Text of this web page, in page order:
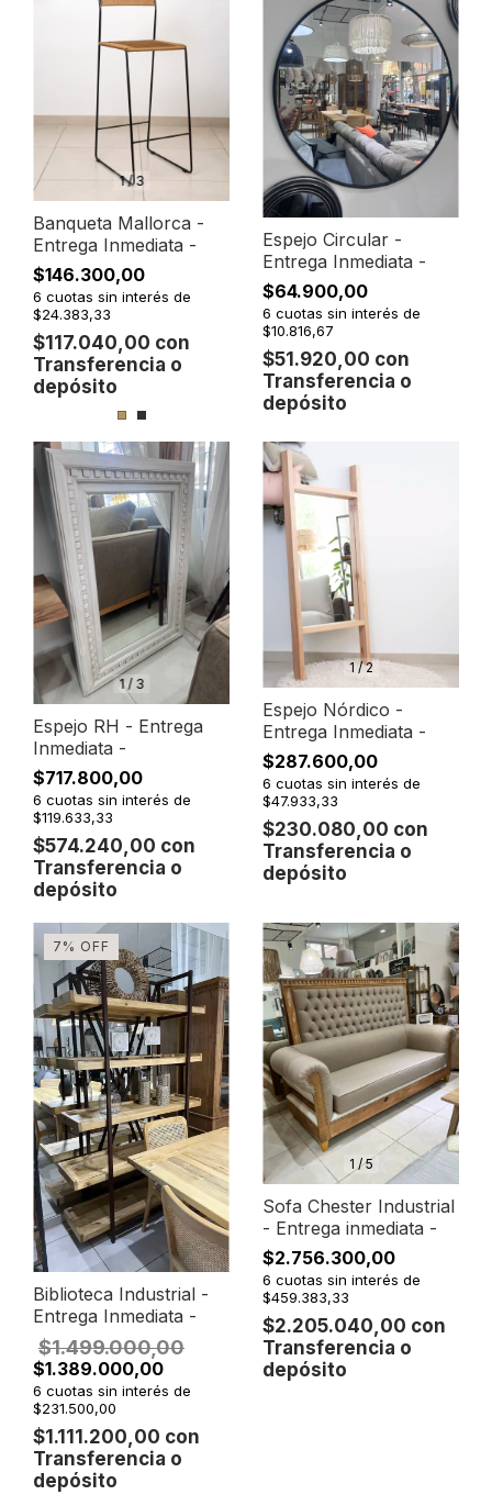
1/3
Banqueta Mallorca -
Entrega Inmediata -
$146.300,00
$117.040,00 con
Transferencia o
depósito
6 cuotas sin interés de
$24.383,33
Espejo Circular -
Entrega Inmediata -
$64.900,00
$51.920,00 con
Transferencia o
depósito
6 cuotas sin interés de
$10.816,67
1/ 3
Espejo RH - Entrega
Inmediata -
$717.800,00
$574.240,00 con
Transferencia o
depósito
6 cuotas sin interés de
$119.633,33
1/2
Espejo Nórdico -
Entrega Inmediata -
$287.600,00
$230.080,00 con
Transferencia o
depósito
6 cuotas sin interés de
$47.933,33
7 % OFF
Biblioteca Industrial -
Entrega Inmediata -
$1.389.000,00
$1.499.000,00
$1.111.200,00 con
Transferencia o
depósito
6 cuotas sin interés de
$231.500,00
1 /5
Sofa Chester Industrial
- Entrega inmediata -
$2.756.300,00
$2.205.040,00 con
Transferencia o
depósito
6 cuotas sin interés de
$459.383,33